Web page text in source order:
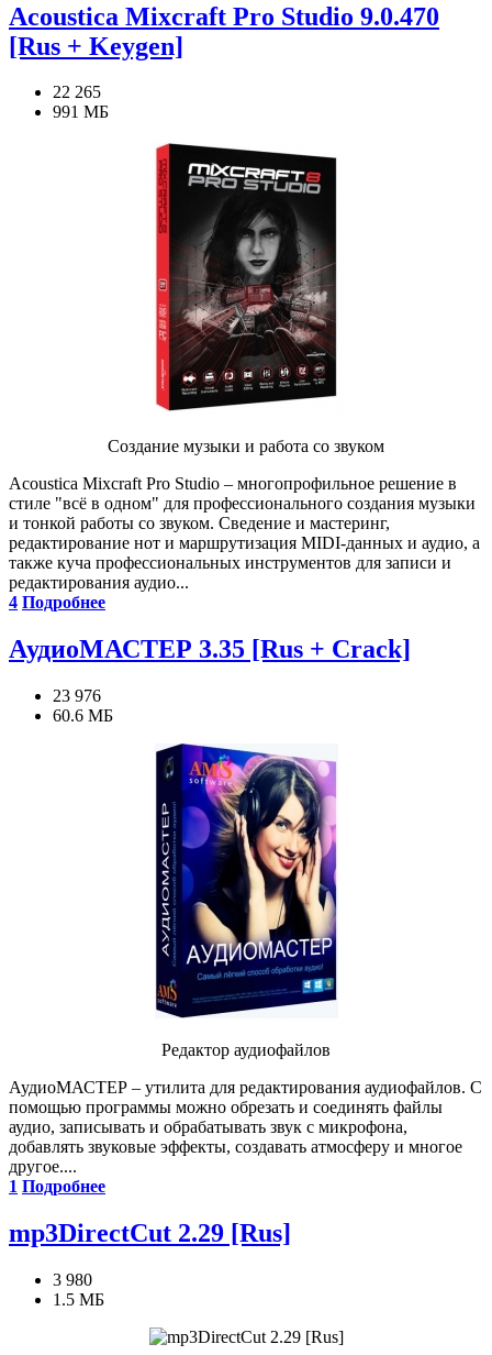
Acoustica Mixcraft Pro Studio 9.0.470
[Rus + Keygen]
22 265
991 МБ
Создание музыки и работа со звуком
Acoustica Mixcraft Pro Studio – многопрофильное решение в
стиле "всё в одном" для профессионального создания музыки
и тонкой работы со звуком. Сведение и мастеринг,
редактирование нот и маршрутизация MIDI-данных и аудио, а
также куча профессиональных инструментов для записи и
редактирования аудио...
4 Подробнее
АудиоМАСТЕР 3.35 [Rus + Crack]
23 976
60.6 МБ
Редактор аудиофайлов
АудиоМАСТЕР – утилита для редактирования аудиофайлов. С
помощью программы можно обрезать и соединять файлы
аудио, записывать и обрабатывать звук с микрофона,
добавлять звуковые эффекты, создавать атмосферу и многое
другое....
1 Подробнее
mp3DirectCut 2.29 [Rus]
3 980
1.5 МБ